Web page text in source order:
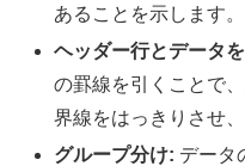
あることを示します。
ヘッダー行とデータ
の罫線を引くことで
界線をはっきりさせ
グループ分け: データ